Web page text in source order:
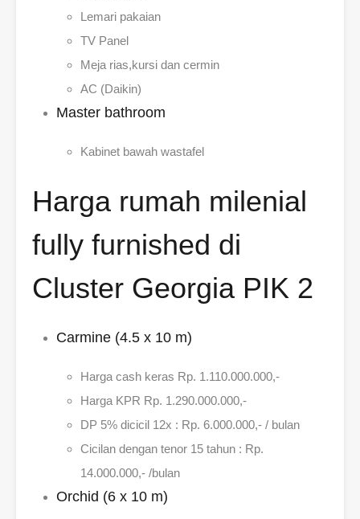
Lemari pakaian
TV Panel
Meja rias,kursi dan cermin
AC (Daikin)
Master bathroom
Kabinet bawah wastafel
Harga rumah milenial
fully furnished di
Cluster Georgia PIK 2
Carmine (4.5 x 10 m)
Harga cash keras Rp. 1.110.000.000,-
Harga KPR Rp. 1.290.000.000,-
DP 5% dicicil 12x : Rp. 6.000.000,- / bulan
Cicilan dengan tenor 15 tahun : Rp.
14.000.000,- /bulan
Orchid (6 x 10 m)